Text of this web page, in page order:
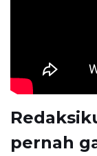
pernah